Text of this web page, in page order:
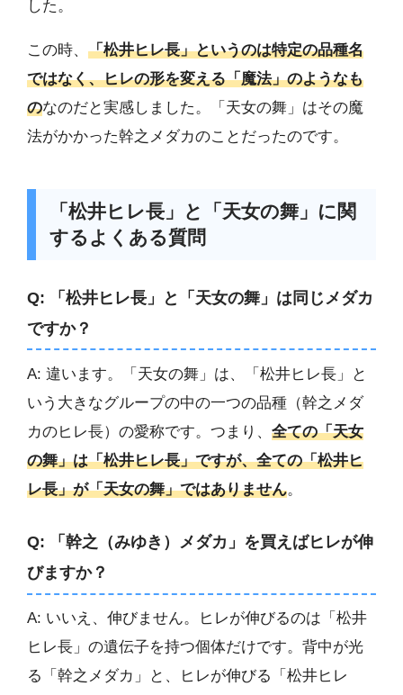
した。
この時、 「松井ヒレ長」というのは特定の品種名
ではなく、ヒレの形を変える「魔法」のようなも
のなのだと実感しました。「天女の舞」はその魔
法がかかった幹之メダカのことだったのです。
「松井ヒレ長」と「天女の舞」に関
するよくある質問
Q: 「松井ヒレ長」と「天女の舞」は同じメダカ
ですか？
A: 違います。「天女の舞」は、「松井ヒレ長」と
いう大きなグループの中の一つの品種（幹之メダ
カのヒレ長）の愛称です。つまり、 全ての「天女
の舞」は「松井ヒレ長」ですが、全ての「松井ヒ
レ長」が「天女の舞」ではありません。
Q: 「幹之（みゆき）メダカ」を買えばヒレが伸
びますか？
A: いいえ、伸びません。ヒレが伸びるのは「松井
ヒレ長」の遺伝子を持つ個体だけです。背中が光
る「幹之メダカ」と、ヒレが伸びる「松井ヒレ